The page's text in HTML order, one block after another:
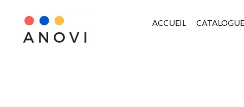
ACCUEIL CATALOGUE